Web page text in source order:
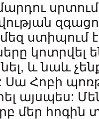
ստիպում
կոտրվել
և նաև
Սա Հոբի
այսպես:
մեր հոգին